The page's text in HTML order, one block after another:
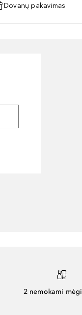
Dovanų pakavimas
2 nemokami